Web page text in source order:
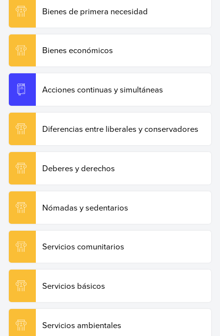
Bienes de primera necesidad
Bienes económicos
Acciones continuas y simultáneas
Diferencias entre liberales y conservadores
Deberes y derechos
Nómadas y sedentarios
Servicios comunitarios
Servicios básicos
Servicios ambientales